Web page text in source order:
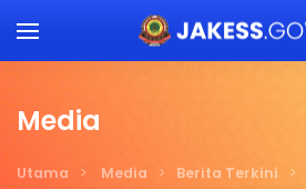
Skip to main content
Media
Utama Media Berita Terkini